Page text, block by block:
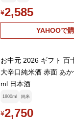
¥2,585
YAHOOで
お中元 2026 ギフト 百
大辛口純米酒 赤面 あ
ml 日本酒
1800ml 純米
¥2,750